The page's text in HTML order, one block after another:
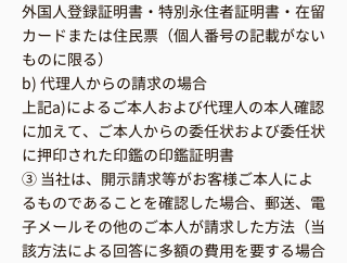
外国人登録証明書・特別永住者証明書・在留
カードまたは住民票（個人番号の記載がない
ものに限る）
b) 代理人からの請求の場合
上記a)によるご本人および代理人の本人確認
に加えて、ご本人からの委任状および委任状
に押印された印鑑の印鑑証明書
③ 当社は、開示請求等がお客様ご本人によ
るものであることを確認した場合、郵送、電
子メールその他のご本人が請求した方法（当
該方法による回答に多額の費用を要する場合